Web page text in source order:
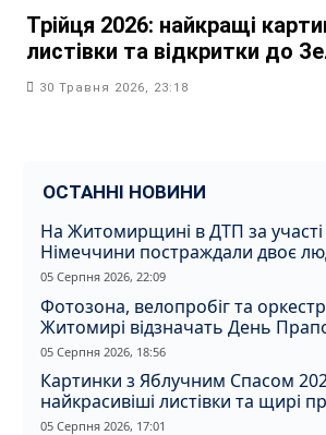
Трійця 2026: найкращі
листівки та відкритки до
30 Травня 2026, 23:18
ОСТАННІ НОВИНИ
На Житомирщині в ДТП за
Німеччини постраждали двоє
05 Серпня 2026, 22:09
Фотозона, велопробіг та
Житомирі відзначать День
Незалежності
05 Серпня 2026, 18:56
Картинки з Яблучним Спасом
найкрасивіші листівки та щирі
святом
05 Серпня 2026, 17:01